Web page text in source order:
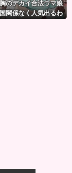
のデカイ合法ウマ娘
関係なく人気出るわ